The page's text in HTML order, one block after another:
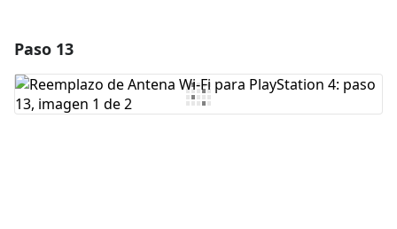
Agregar Comentario
Paso 13